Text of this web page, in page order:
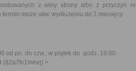
z winy strony albo z przyczyn
może ulec wydłużeniu do 2 miesięcy.
od pn. do czw.; w piątek do godz. 18:00.
(82a7tv1mmq) >